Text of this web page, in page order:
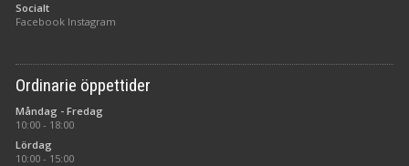
Socialt
Facebook Instagram
Ordinarie öppettider
Måndag - Fredag
10:00 - 18:00
Lördag
10:00 - 15:00